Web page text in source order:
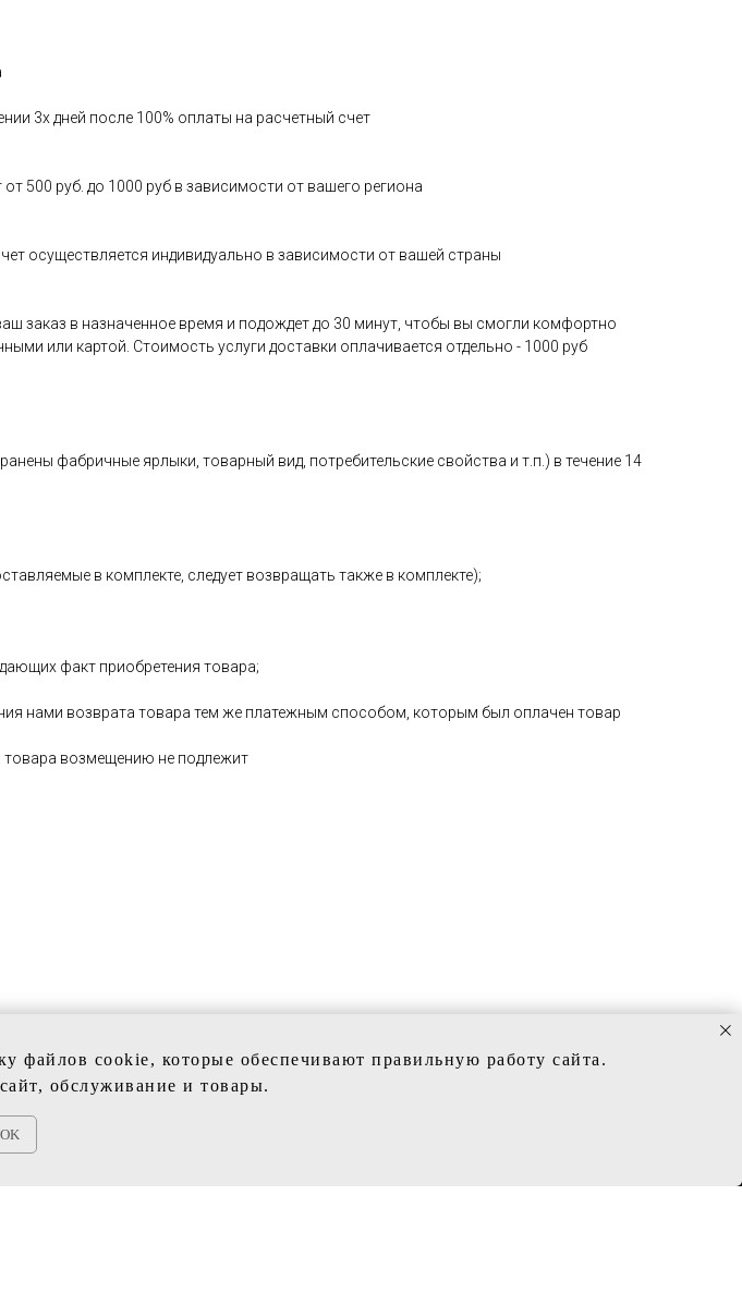
3х дней после 100% оплаты на расчетный счет
500 руб. до 1000 руб в зависимости от вашего региона
осуществляется индивидуально в зависимости от вашей страны
заказ в назначенное время и подождет до 30 минут, чтобы вы смогли комфортно
или картой. Стоимость услуги доставки оплачивается отдельно - 1000 руб
фабричные ярлыки, товарный вид, потребительские свойства и т.п.) в течение 14
в комплекте, следует возвращать также в комплекте);
факт приобретения товара;
нами возврата товара тем же платежным способом, которым был оплачен товар
товара возмещению не подлежит
файлов cookie, которые обеспечивают правильную работу сайта.
обслуживание и товары.
OK